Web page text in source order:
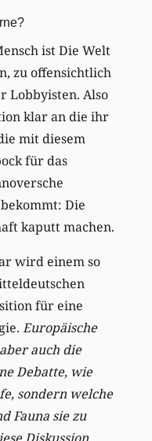
ist Die Welt
zu offensichtlich
Lobbyisten. Also
klar an die ihr
mit diesem
für das
Die
kaputt machen.
wird einem so
für eine
Europäische
auch die
Debatte, wie
sondern welche
Fauna sie zu